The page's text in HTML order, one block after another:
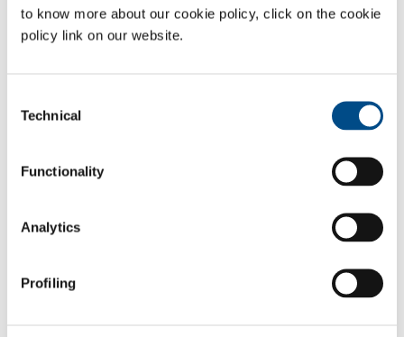
to know more about our cookie policy, click on the cookie
policy link on our website.
Selection
Technical
Functionality
Analytics
Profiling
Une fiche de données de sécurité sur les dangers
potentiels et les meilleures pratiques de l’utilisation de
CO2.